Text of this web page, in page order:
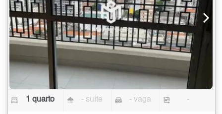
1 quarto - suíte - vaga -